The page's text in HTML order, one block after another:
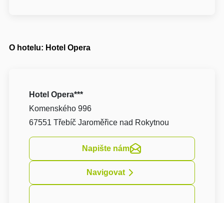
O hotelu: Hotel Opera
Hotel Opera***
Komenského 996
67551 Třebíč Jaroměřice nad Rokytnou
Napište nám
Navigovat